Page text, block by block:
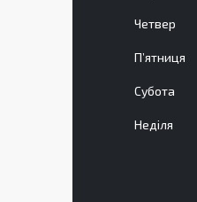
Четвер
Пʼятниця
Субота
Неділя